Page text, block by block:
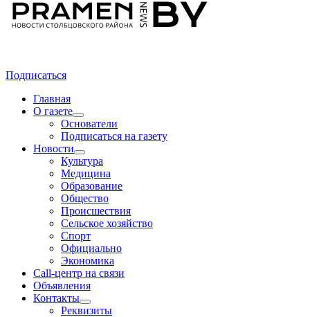
Подписаться
Главная
О газете
Основатели
Подписаться на газету
Новости
Культура
Медицина
Образование
Общество
Происшествия
Сельское хозяйство
Спорт
Официально
Экономика
Call-центр на связи
Объявления
Контакты
Реквизиты